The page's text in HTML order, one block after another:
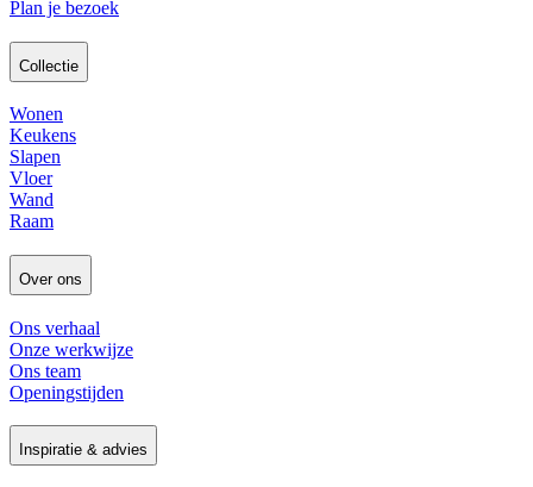
Plan je bezoek
Collectie
Wonen
Keukens
Slapen
Vloer
Wand
Raam
Over ons
Ons verhaal
Onze werkwijze
Ons team
Openingstijden
Inspiratie & advies